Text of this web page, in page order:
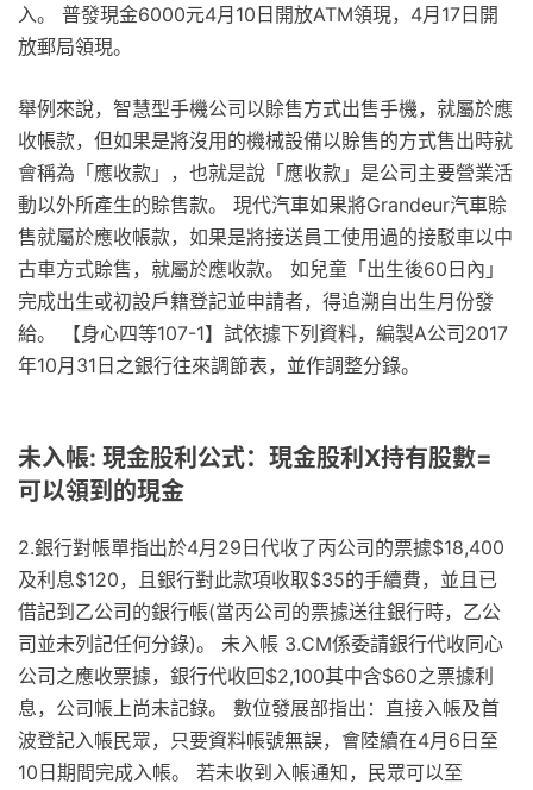
入。 普發現金6000元4月10日開放ATM領現，4月17日開
放郵局領現。
舉例來說，智慧型手機公司以賒售方式出售手機，就屬於應
收帳款，但如果是將沒用的機械設備以賒售的方式售出時就
會稱為「應收款」，也就是說「應收款」是公司主要營業活
動以外所產生的賒售款。 現代汽車如果將Grandeur汽車賒
售就屬於應收帳款，如果是將接送員工使用過的接駁車以中
古車方式賒售，就屬於應收款。 如兒童「出生後60日內」
完成出生或初設戶籍登記並申請者，得追溯自出生月份發
給。 【身心四等107-1】試依據下列資料，編製A公司2017
年10月31日之銀行往來調節表，並作調整分錄。
未入帳: 現金股利公式：現金股利X持有股數=
可以領到的現金
2.銀行對帳單指出於4月29日代收了丙公司的票據$18,400
及利息$120，且銀行對此款項收取$35的手續費，並且已
借記到乙公司的銀行帳(當丙公司的票據送往銀行時，乙公
司並未列記任何分錄)。 未入帳 3.CM係委請銀行代收同心
公司之應收票據，銀行代收回$2,100其中含$60之票據利
息，公司帳上尚未記錄。 數位發展部指出：直接入帳及首
波登記入帳民眾，只要資料帳號無誤，會陸續在4月6日至
10日期間完成入帳。 若未收到入帳通知，民眾可以至